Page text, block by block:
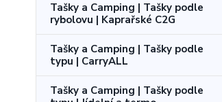
Tašky a Camping | Tašky podle
rybolovu | Kaprařské C2G
Tašky a Camping | Tašky podle
typu | CarryALL
Tašky a Camping | Tašky podle